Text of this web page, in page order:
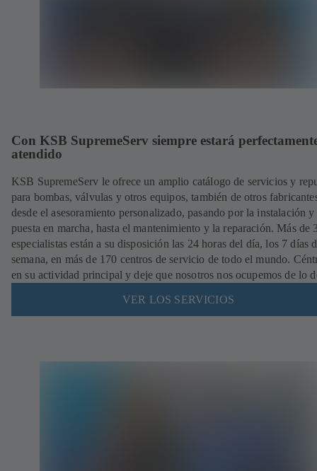
Con KSB SupremeServ siempre estará
atendido
KSB SupremeServ le ofrece un amplio catálogo de servicios y
para bombas, válvulas y otros equipos, también de otros
desde el asesoramiento personalizado, pasando por la instalación y
puesta en marcha, hasta el mantenimiento y la reparación. Más de
especialistas están a su disposición las 24 horas del día, los 7 días
semana, en más de 170 centros de servicio de todo el mundo.
en su actividad principal y deje que nosotros nos ocupemos de lo
VER LOS SERVICIOS